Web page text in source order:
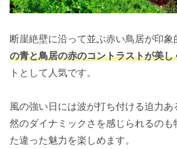
断崖絶壁に沿って並ぶ赤い鳥居が印象
の青と鳥居の赤のコントラストが美し
トとして人気です。
風の強い日には波が打ち付ける迫力あ
然のダイナミックさを感じられるのも
た違った魅力を楽しめます。